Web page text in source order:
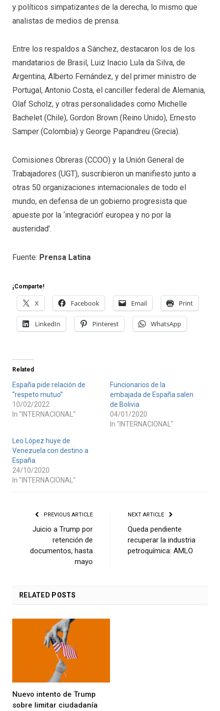
y políticos simpatizantes de la derecha, lo mismo que
analistas de medios de prensa.
Entre los respaldos a Sánchez, destacaron los de los
mandatarios de Brasil, Luiz Inacio Lula da Silva, de
Argentina, Alberto Fernández, y del primer ministro de
Portugal, Antonio Costa, el canciller federal de Alemania,
Olaf Scholz, y otras personalidades como Michelle
Bachelet (Chile), Gordon Brown (Reino Unido), Ernesto
Samper (Colombia) y George Papandreu (Grecia).
Comisiones Obreras (CCOO) y la Unión General de
Trabajadores (UGT), suscribieron un manifiesto junto a
otras 50 organizaciones internacionales de todo el
mundo, en defensa de un gobierno progresista que
apueste por la ‘integración’ europea y no por la
austeridad’.
Fuente: Prensa Latina
¡Comparte!
X Facebook Email Print
LinkedIn Pinterest WhatsApp
Related
España pide relación de
“respeto mutuo”
10/02/2022
In "INTERNACIONAL"
Funcionarios de la
embajada de España salen
de Bolivia
04/01/2020
In "INTERNACIONAL"
Leo López huye de
Venezuela con destino a
España
24/10/2020
In "INTERNACIONAL"
PREVIOUS ARTICLE
Juicio a Trump por
retención de
documentos, hasta
mayo
NEXT ARTICLE
Queda pendiente
recuperar la industria
petroquímica: AMLO
RELATED POSTS
Nuevo intento de Trump
sobre limitar ciudadanía